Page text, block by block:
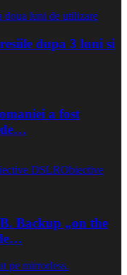
dupa 3 luni si
a fost
DSLRObiective
Backup „on the